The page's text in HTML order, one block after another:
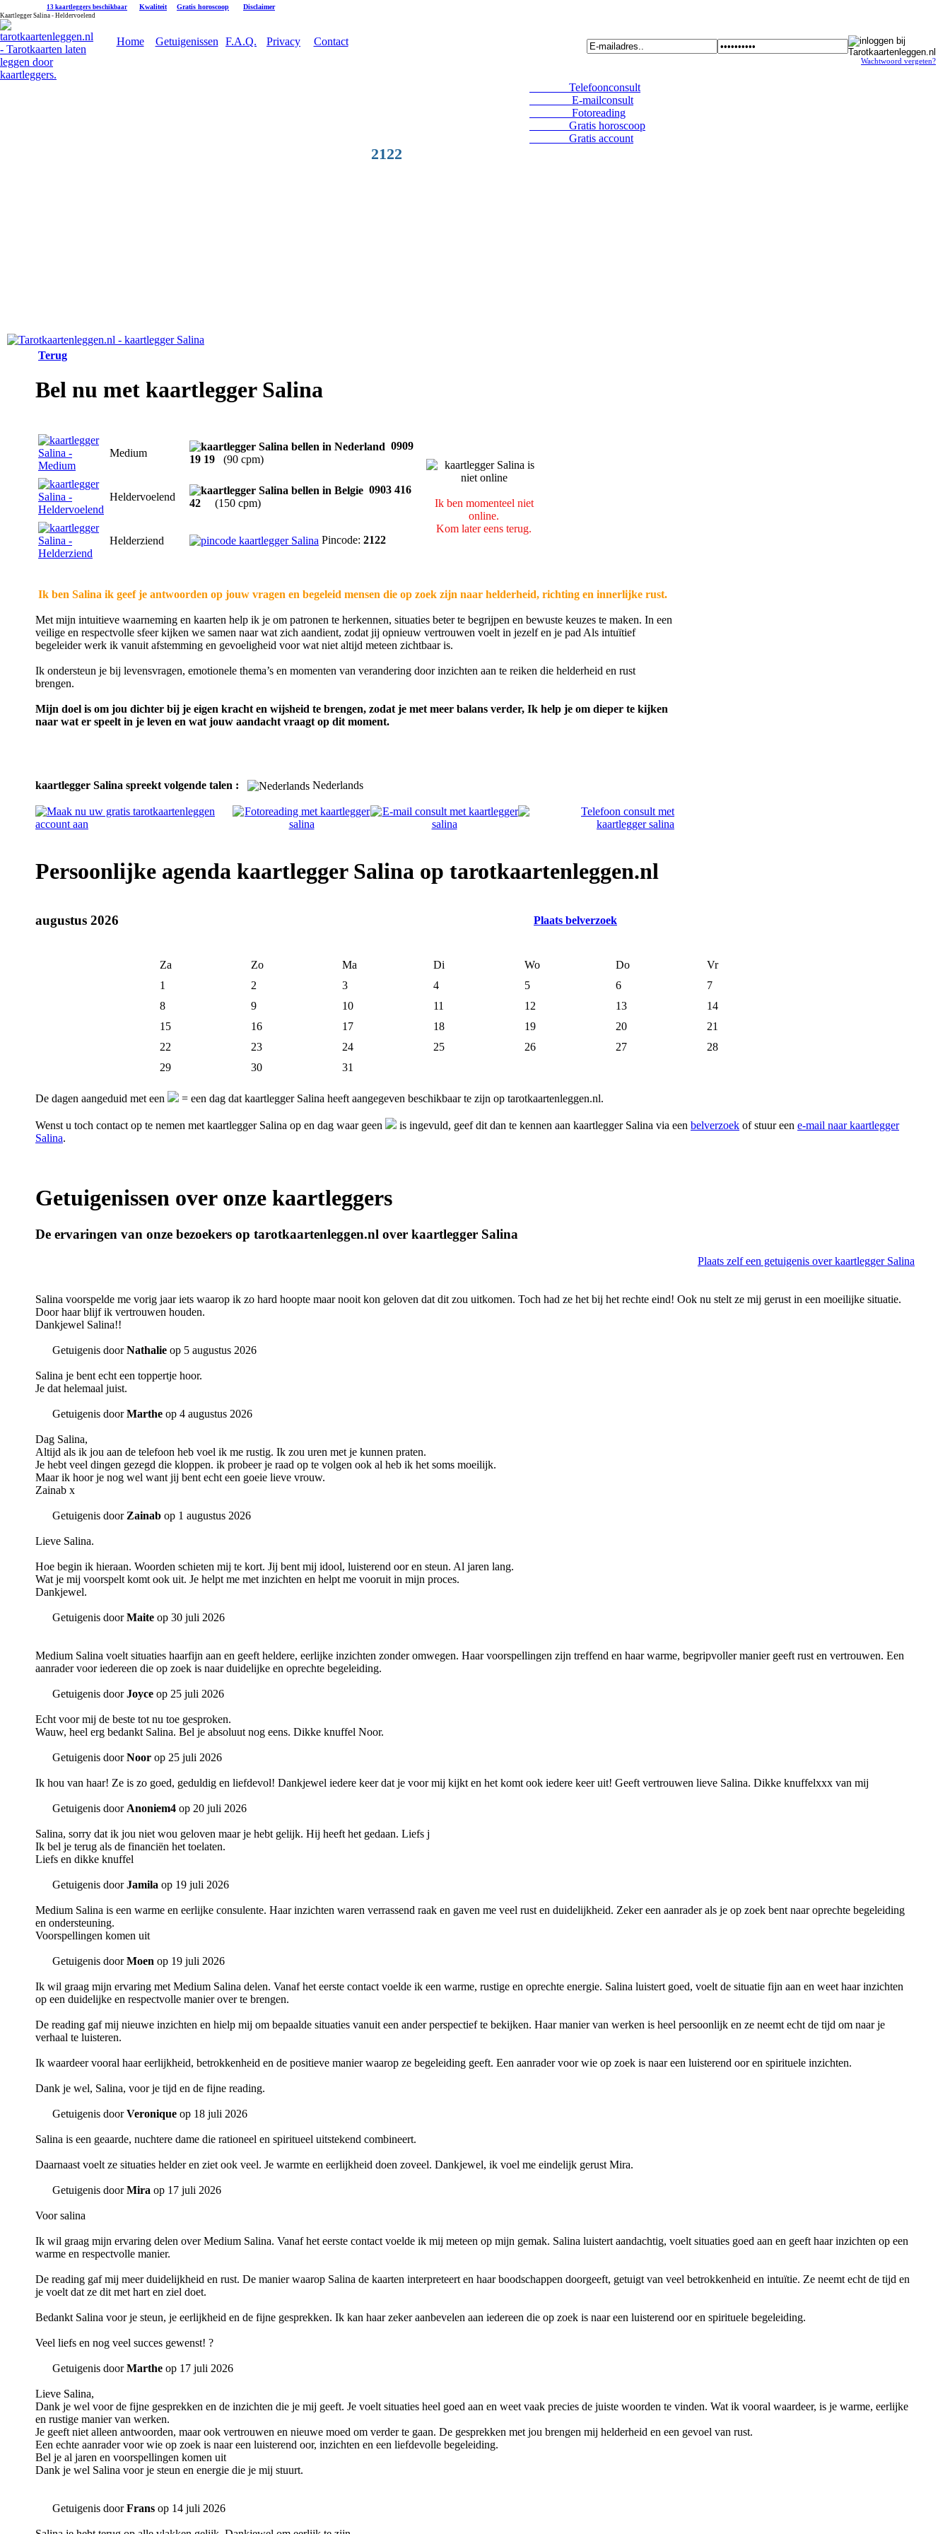
13 kaartleggers beschikbaar Kwaliteit Gratis horoscoop Disclaimer
Kaartlegger Salina - Heldervoelend
Home Getuigenissen F.A.Q. Privacy Contact
Wachtwoord vergeten?
2122
Telefoonconsult
E-mailconsult
Fotoreading
Gratis horoscoop
Gratis account
Terug
Bel nu met kaartlegger Salina
Medium
0909
19 19
(90 cpm)
Ik ben momenteel niet
online.
Kom later eens terug.
Heldervoelend
0903 416
42
(150 cpm)
Helderziend Pincode: 2122
Ik ben Salina ik geef je antwoorden op jouw vragen en begeleid mensen die op zoek zijn naar helderheid, richting en innerlijke rust.
Met mijn intuitieve waarneming en kaarten help ik je om patronen te herkennen, situaties beter te begrijpen en bewuste keuzes te maken. In een
veilige en respectvolle sfeer kijken we samen naar wat zich aandient, zodat jij opnieuw vertrouwen voelt in jezelf en je pad Als intuïtief
begeleider werk ik vanuit afstemming en gevoeligheid voor wat niet altijd meteen zichtbaar is.
Ik ondersteun je bij levensvragen, emotionele thema’s en momenten van verandering door inzichten aan te reiken die helderheid en rust
brengen.
Mijn doel is om jou dichter bij je eigen kracht en wijsheid te brengen, zodat je met meer balans verder, Ik help je om dieper te kijken
naar wat er speelt in je leven en wat jouw aandacht vraagt op dit moment.
kaartlegger Salina spreekt volgende talen : Nederlands
Persoonlijke agenda kaartlegger Salina op tarotkaartenleggen.nl
augustus 2026 Plaats belverzoek
Za Zo Ma Di Wo Do
Vr
1
2 3 4 5 6
7
8
9 10 11 12 13
14
15
16 17 18 19 20
21
22
23 24 25 26 27
28
29
30 31
De dagen aangeduid met een = een dag dat kaartlegger Salina heeft aangegeven beschikbaar te zijn op tarotkaartenleggen.nl.
Wenst u toch contact op te nemen met kaartlegger Salina op en dag waar geen is ingevuld, geef dit dan te kennen aan kaartlegger Salina via een belverzoek of stuur een e-mail naar kaartlegger
Salina.
Getuigenissen over onze kaartleggers
De ervaringen van onze bezoekers op tarotkaartenleggen.nl over kaartlegger Salina
Plaats zelf een getuigenis over kaartlegger Salina
Salina voorspelde me vorig jaar iets waarop ik zo hard hoopte maar nooit kon geloven dat dit zou uitkomen. Toch had ze het bij het rechte eind! Ook nu stelt ze mij gerust in een moeilijke situatie.
Door haar blijf ik vertrouwen houden.
Dankjewel Salina!!
Getuigenis doorNathalie op 5 augustus 2026
Salina je bent echt een toppertje hoor.
Je dat helemaal juist.
Getuigenis doorMarthe op 4 augustus 2026
Dag Salina,
Altijd als ik jou aan de telefoon heb voel ik me rustig. Ik zou uren met je kunnen praten.
Je hebt veel dingen gezegd die kloppen. ik probeer je raad op te volgen ook al heb ik het soms moeilijk.
Maar ik hoor je nog wel want jij bent echt een goeie lieve vrouw.
Zainab x
Getuigenis door Zainab op 1 augustus 2026
Lieve Salina.
Hoe begin ik hieraan. Woorden schieten mij te kort. Jij bent mij idool, luisterend oor en steun. Al jaren lang.
Wat je mij voorspelt komt ook uit. Je helpt me met inzichten en helpt me vooruit in mijn proces.
Dankjewel.
Getuigenis doorMaite op 30 juli 2026
Medium Salina voelt situaties haarfijn aan en geeft heldere, eerlijke inzichten zonder omwegen. Haar voorspellingen zijn treffend en haar warme, begripvoller manier geeft rust en vertrouwen. Een
aanrader voor iedereen die op zoek is naar duidelijke en oprechte begeleiding.
Getuigenis doorJoyce op 25 juli 2026
Echt voor mij de beste tot nu toe gesproken.
Wauw, heel erg bedankt Salina. Bel je absoluut nog eens. Dikke knuffel Noor.
Getuigenis doorNoor op 25 juli 2026
Ik hou van haar! Ze is zo goed, geduldig en liefdevol! Dankjewel iedere keer dat je voor mij kijkt en het komt ook iedere keer uit! Geeft vertrouwen lieve Salina. Dikke knuffelxxx van mij
Getuigenis door Anoniem4 op 20 juli 2026
Salina, sorry dat ik jou niet wou geloven maar je hebt gelijk. Hij heeft het gedaan. Liefs j
Ik bel je terug als de financiën het toelaten.
Liefs en dikke knuffel
Getuigenis doorJamila op 19 juli 2026
Medium Salina is een warme en eerlijke consulente. Haar inzichten waren verrassend raak en gaven me veel rust en duidelijkheid. Zeker een aanrader als je op zoek bent naar oprechte begeleiding
en ondersteuning.
Voorspellingen komen uit
Getuigenis doorMoen op 19 juli 2026
Ik wil graag mijn ervaring met Medium Salina delen. Vanaf het eerste contact voelde ik een warme, rustige en oprechte energie. Salina luistert goed, voelt de situatie fijn aan en weet haar inzichten
op een duidelijke en respectvolle manier over te brengen.
De reading gaf mij nieuwe inzichten en hielp mij om bepaalde situaties vanuit een ander perspectief te bekijken. Haar manier van werken is heel persoonlijk en ze neemt echt de tijd om naar je
verhaal te luisteren.
Ik waardeer vooral haar eerlijkheid, betrokkenheid en de positieve manier waarop ze begeleiding geeft. Een aanrader voor wie op zoek is naar een luisterend oor en spirituele inzichten.
Dank je wel, Salina, voor je tijd en de fijne reading.
Getuigenis doorVeronique op 18 juli 2026
Salina is een geaarde, nuchtere dame die rationeel en spiritueel uitstekend combineert.
Daarnaast voelt ze situaties helder en ziet ook veel. Je warmte en eerlijkheid doen zoveel. Dankjewel, ik voel me eindelijk gerust Mira.
Getuigenis doorMira op 17 juli 2026
Voor salina
Ik wil graag mijn ervaring delen over Medium Salina. Vanaf het eerste contact voelde ik mij meteen op mijn gemak. Salina luistert aandachtig, voelt situaties goed aan en geeft haar inzichten op een
warme en respectvolle manier.
De reading gaf mij meer duidelijkheid en rust. De manier waarop Salina de kaarten interpreteert en haar boodschappen doorgeeft, getuigt van veel betrokkenheid en intuïtie. Ze neemt echt de tijd en
je voelt dat ze dit met hart en ziel doet.
Bedankt Salina voor je steun, je eerlijkheid en de fijne gesprekken. Ik kan haar zeker aanbevelen aan iedereen die op zoek is naar een luisterend oor en spirituele begeleiding.
Veel liefs en nog veel succes gewenst! ?
Getuigenis doorMarthe op 17 juli 2026
Lieve Salina,
Dank je wel voor de fijne gesprekken en de inzichten die je mij geeft. Je voelt situaties heel goed aan en weet vaak precies de juiste woorden te vinden. Wat ik vooral waardeer, is je warme, eerlijke
en rustige manier van werken.
Je geeft niet alleen antwoorden, maar ook vertrouwen en nieuwe moed om verder te gaan. De gesprekken met jou brengen mij helderheid en een gevoel van rust.
Een echte aanrader voor wie op zoek is naar een luisterend oor, inzichten en een liefdevolle begeleiding.
Bel je al jaren en voorspellingen komen uit
Dank je wel Salina voor je steun en energie die je mij stuurt.
Getuigenis doorFrans op 14 juli 2026